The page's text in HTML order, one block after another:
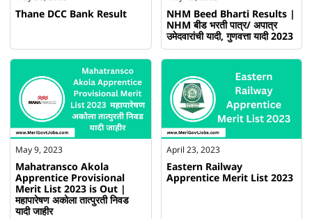
Thane DCC Bank Result
NHM Beed Bharti Results |
NHM बीड भरती पात्र/ अपात्र
उमेदवारांची यादी, गुणवत्ता यादी 2023
May 9, 2023
Mahatransco Akola
Apprentice Provisional
Merit List 2023 is Out |
महापारेषण अकोला तात्पुरती निवड
यादी जाहीर
April 23, 2023
Eastern Railway
Apprentice Merit List 2023